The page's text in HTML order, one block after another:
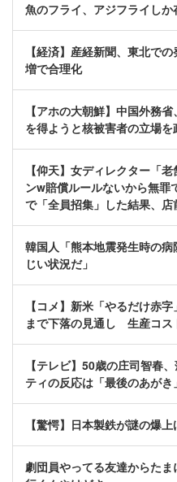
魚のフライ、アジフライしか
【経済】産経新聞、東北で
増で合理化
【アホの大朝鮮】中国外務
を得ようと核被害者の立場を
【仰天】女ディレクター「
ンw賠償ルールないから無
で「全員招集」した結果、
韓国人「熊本地震発生時の
じい状況だ」
【コメ】新米「やるだけ赤
まで下落の見通し 生産コス
【テレビ】50歳の庄司智春
ティの反応は「最後のあがき
【驚愕】日本製鉄が謎の爆
劇団員やってる友達からた